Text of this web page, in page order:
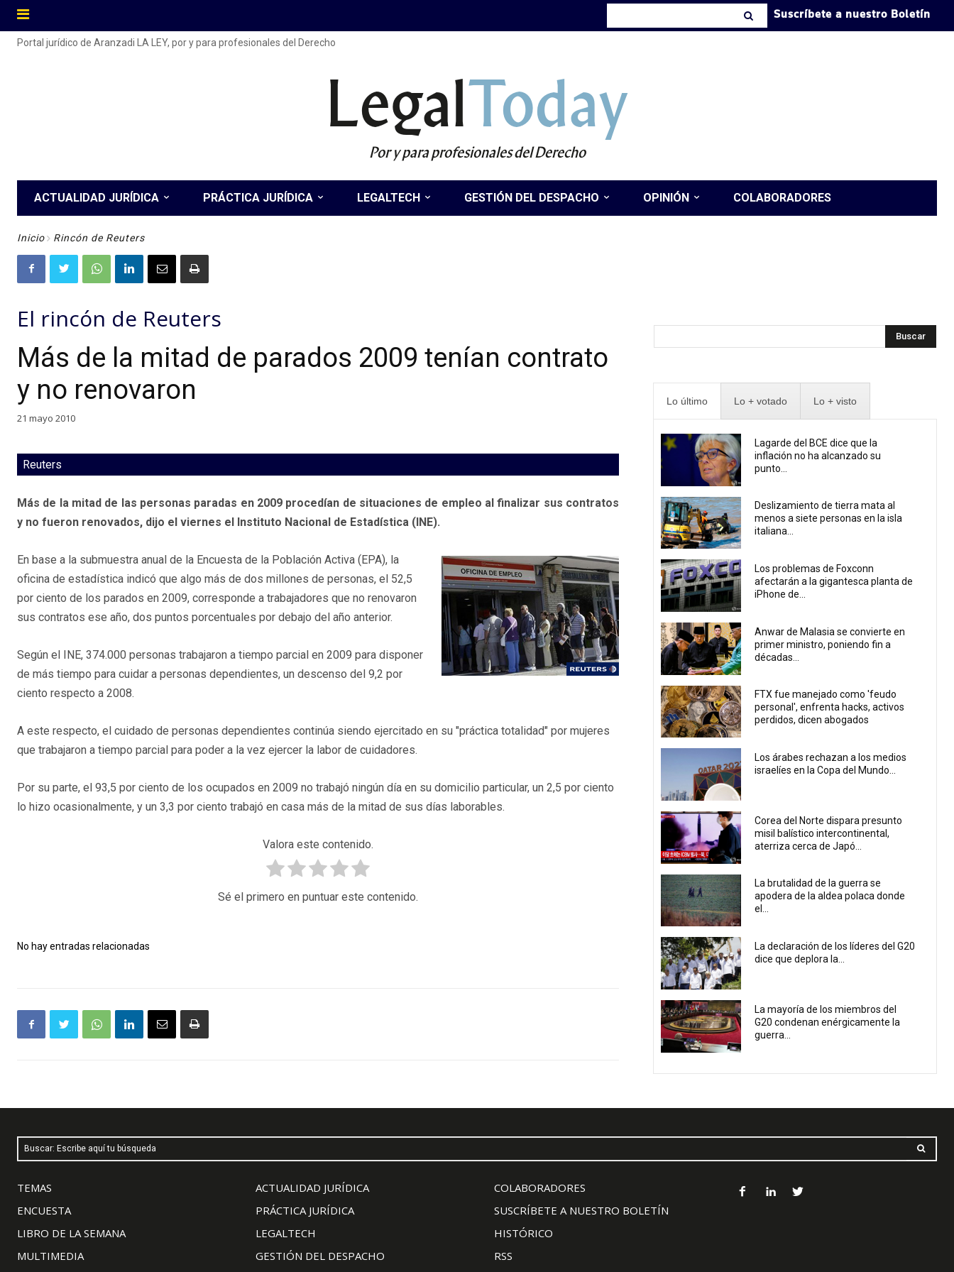
Suscríbete a nuestro Boletín
Portal jurídico de Aranzadi LA LEY, por y para profesionales del Derecho
LegalToday
Por y para profesionales del Derecho
ACTUALIDAD JURÍDICA PRÁCTICA JURÍDICA LEGALTECH GESTIÓN DEL DESPACHO OPINIÓN COLABORADORES
Inicio Rincón de Reuters
El rincón de Reuters
Más de la mitad de parados 2009 tenían contrato
y no renovaron
21 mayo 2010
Reuters
Más de la mitad de las personas paradas en 2009 procedían de situaciones de empleo al finalizar sus contratos
y no fueron renovados, dijo el viernes el Instituto Nacional de Estadística (INE).
En base a la submuestra anual de la Encuesta de la Población Activa (EPA), la
oficina de estadística indicó que algo más de dos millones de personas, el 52,5
por ciento de los parados en 2009, corresponde a trabajadores que no renovaron
sus contratos ese año, dos puntos porcentuales por debajo del año anterior.
Según el INE, 374.000 personas trabajaron a tiempo parcial en 2009 para disponer
de más tiempo para cuidar a personas dependientes, un descenso del 9,2 por
ciento respecto a 2008.
A este respecto, el cuidado de personas dependientes continúa siendo ejercitado en su "práctica totalidad" por mujeres
que trabajaron a tiempo parcial para poder a la vez ejercer la labor de cuidadores.
Por su parte, el 93,5 por ciento de los ocupados en 2009 no trabajó ningún día en su domicilio particular, un 2,5 por ciento
lo hizo ocasionalmente, y un 3,3 por ciento trabajó en casa más de la mitad de sus días laborables.
Valora este contenido.
Sé el primero en puntuar este contenido.
No hay entradas relacionadas
Buscar
Lo último Lo + votado Lo + visto
Lagarde del BCE dice que la
inflación no ha alcanzado su
punto...
Deslizamiento de tierra mata al
menos a siete personas en la isla
italiana...
Los problemas de Foxconn
afectarán a la gigantesca planta de
iPhone de...
Anwar de Malasia se convierte en
primer ministro, poniendo fin a
décadas...
FTX fue manejado como 'feudo
personal', enfrenta hacks, activos
perdidos, dicen abogados
Los árabes rechazan a los medios
israelíes en la Copa del Mundo...
Corea del Norte dispara presunto
misil balístico intercontinental,
aterriza cerca de Japó...
La brutalidad de la guerra se
apodera de la aldea polaca donde
el...
La declaración de los líderes del G20
dice que deplora la...
La mayoría de los miembros del
G20 condenan enérgicamente la
guerra...
Buscar: Escribe aquí tu búsqueda
TEMAS
ENCUESTA
LIBRO DE LA SEMANA
MULTIMEDIA
ACTUALIDAD JURÍDICA
PRÁCTICA JURÍDICA
LEGALTECH
GESTIÓN DEL DESPACHO
COLABORADORES
SUSCRÍBETE A NUESTRO BOLETÍN
HISTÓRICO
RSS